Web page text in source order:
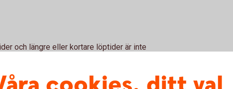
och längre eller kortare löptider är inte
är vem som har givit ut papperet.
av svenska eller utländska emittenter.
dessutom upp pengar på flera olika